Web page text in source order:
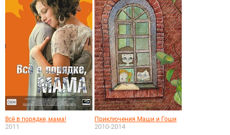
Всё в порядке, мама!
2011
Приключения Маши и Гоши
2010-2014